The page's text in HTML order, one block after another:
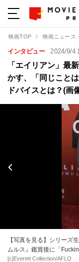
映画TOP 映画ニュース
インタビュー 2024/9/4
「エイリアン」最
かす、「同じこと
ドバイスとは？(画
【写真を見る】シリーズ
ムルス』鑑賞後に「
[c]Everett Collection/AFLO